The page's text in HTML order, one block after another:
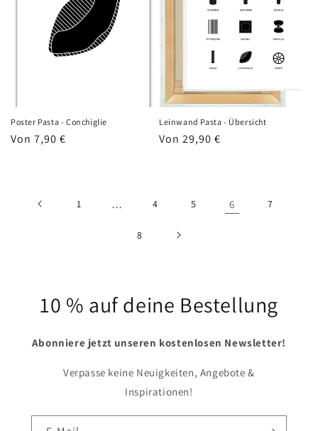
Poster Pasta - Conchiglie
Normaler
Von 7,90 €
Leinwand Pasta - Übersicht
Normaler
Von 29,90 €
1 … 4 5 6 7
8
10 % auf deine Bestellung
Abonniere jetzt unseren kostenlosen Newsletter!
Verpasse keine Neuigkeiten, Angebote &
Inspirationen!